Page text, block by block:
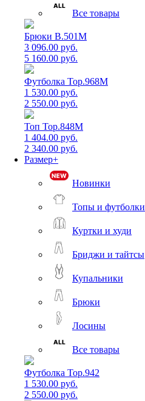
Все товары
Брюки B.501M
3 096.00 руб.
5 160.00 руб.
Футболка Top.968M
1 530.00 руб.
2 550.00 руб.
Топ Top.848M
1 404.00 руб.
2 340.00 руб.
Размер+
Новинки
Топы и футболки
Куртки и худи
Бриджи и тайтсы
Купальники
Брюки
Лосины
Все товары
Футболка Top.942
1 530.00 руб.
2 550.00 руб.